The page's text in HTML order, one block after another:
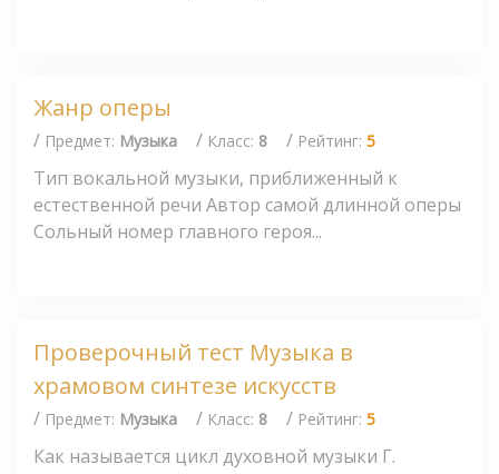
Жанр оперы
/ Предмет: Музыка / Класс: 8 / Рейтинг: 5
Тип вокальной музыки, приближенный к
естественной речи Автор самой длинной оперы
Сольный номер главного героя...
Проверочный тест Музыка в
храмовом синтезе искусств
/ Предмет: Музыка / Класс: 8 / Рейтинг: 5
Как называется цикл духовной музыки Г.